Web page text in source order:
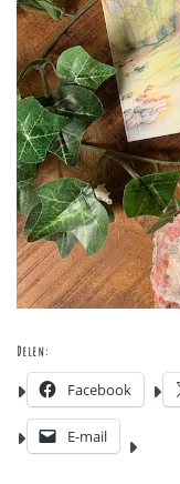
Delen:
Facebook
E-mail